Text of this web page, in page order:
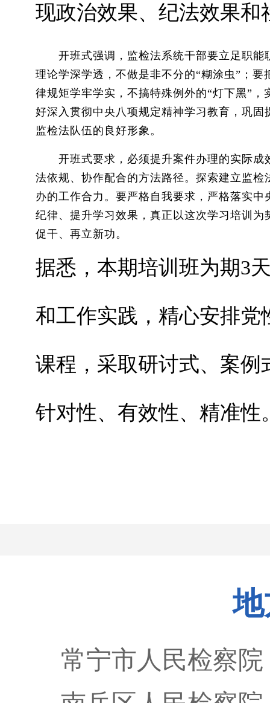
现政治效果、纪法效果
开班式强调，监检法系统干部要立足职
理论学深学透，不做是非不分的“糊涂虫”；
律规矩学牢学实，不搞特殊例外的“灯下黑”
好深入贯彻中央八项规定精神学习教育，巩
监检法队伍的良好形象。
开班式要求，必须提升案件办理的实际
法依规、协作配合的方法路径。探索建立监
办的工作合力。要严格自我要求，严格落实
纪律、提升学习效果，真正以这次学习培训
促干、再立新功。
据悉，本期培训班为期3
和工作实践，精心安排
课程，采取研讨式、案
针对性、有效性、精准性
常宁市人民检察院